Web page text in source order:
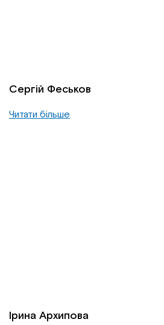
Сергій Феськов
Читати більше
Ірина Архипова